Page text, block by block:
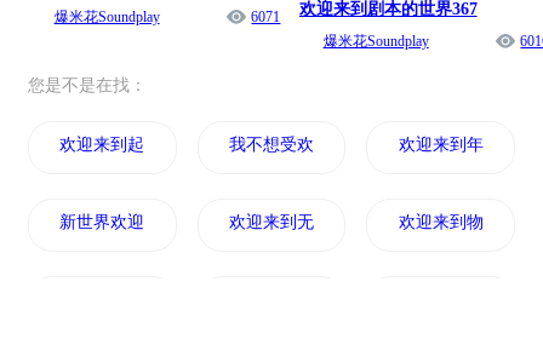
爆米花Soundplay 6071 欢迎来到剧本的世界367
爆米花Soundplay
您是不是在找：
欢迎来到起源世界 我不想受欢迎啊 欢迎来到年的镜中
新世界欢迎你 欢迎来到无尽战区 欢迎来到物语小店